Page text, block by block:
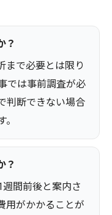
？
まで必要とは限り
では事前調査が必
判断できない場合
？
間前後と案内さ
用がかかることが